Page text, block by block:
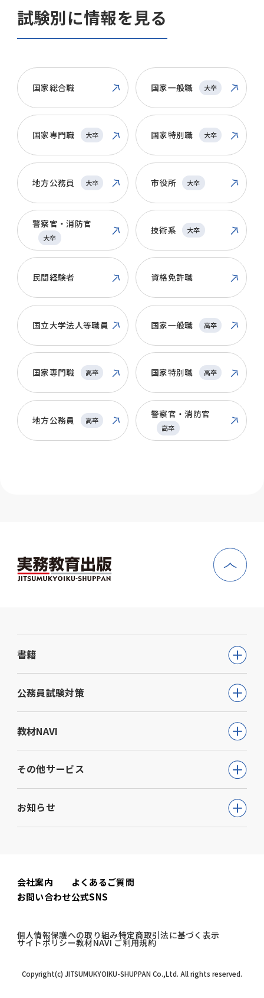
試験別に情報を見る
国家総合職 国家一般職 大卒
国家専門職 大卒 国家特別職 大卒
地方公務員 大卒 市役所 大卒
警察官・消防官
大卒
技術系 大卒
民間経験者 資格免許職
国立大学法人等職員 国家一般職 高卒
国家専門職 高卒 国家特別職 高卒
地方公務員 高卒
警察官・消防官
高卒
書籍
公務員試験
教員採用試験
就職・資格・検定
教育・学参
ビジネス
生活実用・教養
心理学
公務員試験対策
公務員試験について知る
通信講座
動画で学ぶ【公務員合格】シリーズ
書籍
模擬試験
教材NAVI
高等学校向け事業
大学・短期大学向け事業
専門学校向け事業
中学校向け事業
その他サービス
ウェルネス(心理検査他)
児童発達支援事業
お知らせ
書籍関連
公務員試験関連
会社案内
お問い合わせ
よくあるご質問
公式SNS
個人情報保護への取り組み特定商取引法に基づく表示
サイトポリシー教材NAVI ご利用規約
Copyright(c) JITSUMUKYOIKU-SHUPPAN Co.,Ltd. All rights reserved.